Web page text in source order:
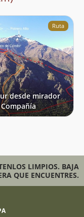
Ruta
desde mirador
LIMPIOS. BAJA
QUE ENCUENTRES.